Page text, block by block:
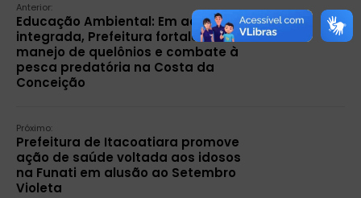
Anterior:
Educação Ambiental: Em ação
integrada, Prefeitura fortalece
manejo de quelônios e combate à
pesca predatória na Costa da
Conceição
Próximo:
Prefeitura de Itacoatiara promove
ação de saúde voltada aos idosos
na Funati em alusão ao Setembro
Violeta